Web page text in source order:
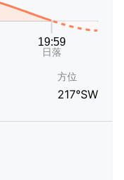
方位
217°SW